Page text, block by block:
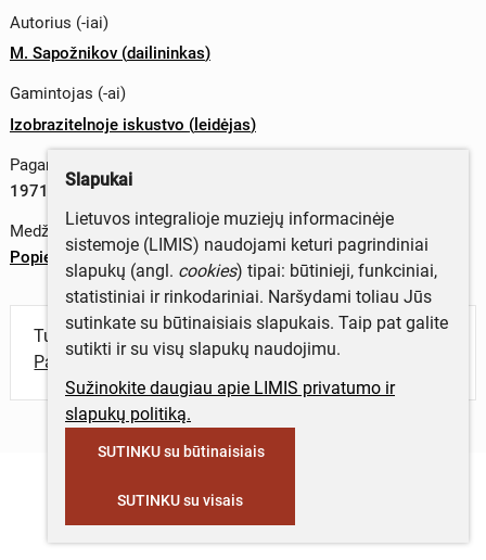
Autorius (-iai)
M. Sapožnikov (dailininkas)
Gamintojas (-ai)
Izobrazitelnoje iskustvo (leidėjas)
Pagaminimo data
1971 m.
Medžiagos
Popierius
Turite daugiau informacijos apie objektą?
Parašykite mums!
Slapukai
Lietuvos integralioje muziejų informacinėje
sistemoje (LIMIS) naudojami keturi pagrindiniai
slapukų (angl. cookies) tipai: būtinieji, funkciniai,
statistiniai ir rinkodariniai. Naršydami toliau Jūs
sutinkate su būtinaisiais slapukais. Taip pat galite
sutikti ir su visų slapukų naudojimu.
Sužinokite daugiau apie LIMIS privatumo ir
slapukų politiką.
SUTINKU su būtinaisiais
SUTINKU su visais